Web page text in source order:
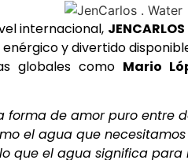
internacional, JENCARLOS
y divertido
globales como Mario
forma de amor puro entre
el agua que
lo que el agua significa para